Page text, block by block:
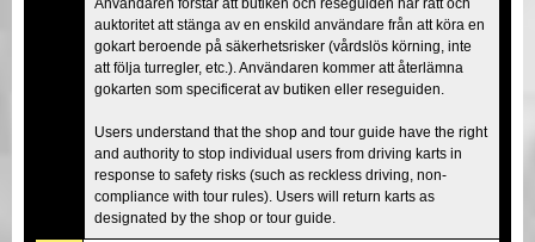
auktoritet att stänga av en enskild användare från att köra en
gokart beroende på säkerhetsrisker (vårdslös körning, inte
att följa turregler, etc.). Användaren kommer att återlämna
gokarten som specificerat av butiken eller reseguiden.
Users understand that the shop and tour guide have the right
and authority to stop individual users from driving karts in
response to safety risks (such as reckless driving, non-
compliance with tour rules). Users will return karts as
designated by the shop or tour guide.